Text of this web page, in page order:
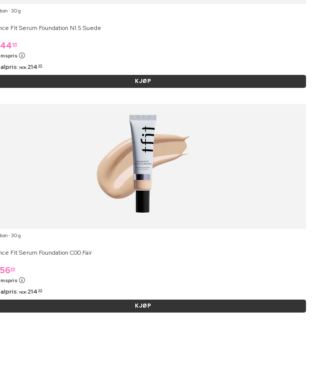
⋅ 30 g
Fit Serum Foundation N1.5 Suede
95
NOK 214 95
KJØP
⋅ 30 g
Fit Serum Foundation C00 Fair
95
NOK 214 95
KJØP